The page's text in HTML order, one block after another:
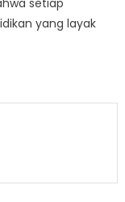
setiap
yang layak